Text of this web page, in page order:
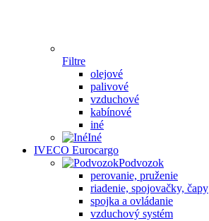
Filtre
olejové
palivové
vzduchové
kabínové
iné
Iné
IVECO Eurocargo
Podvozok
perovanie, pruženie
riadenie, spojovačky, čapy
spojka a ovládanie
vzduchový systém